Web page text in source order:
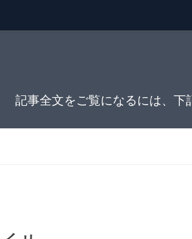
記事全文をご覧になるには、下